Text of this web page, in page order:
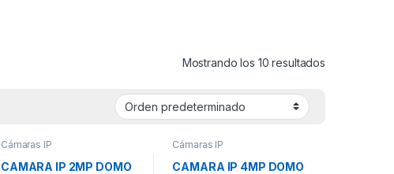
Mostrando los 10 resultados
Cámaras IP
CAMARA IP 2MP DOMO
Cámaras IP
CAMARA IP 4MP DOMO